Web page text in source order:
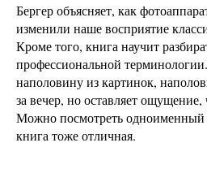
Бергер объясняет, как
изменили наше восприятие
Кроме того, книга научит
профессиональной
наполовину из картинок,
за вечер, но оставляет ощущение,
Можно посмотреть
книга тоже отличная.